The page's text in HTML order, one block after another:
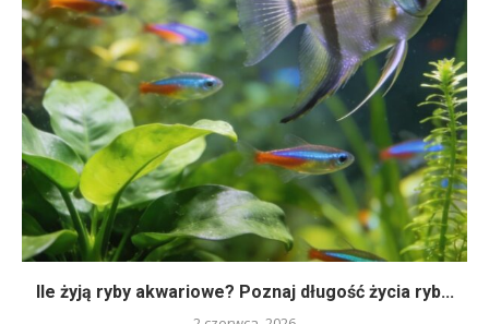
Ile żyją ryby akwariowe? Poznaj długość życia ryb...